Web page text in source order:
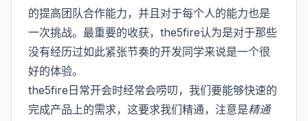
的提高团队合作能力，并且对于每个人的能力也是
一次挑战。最重要的收获，the5fire认为是对于那些
没有经历过如此紧张节奏的开发同学来说是一个很
好的体验。
the5fire日常开会时经常会唠叨，我们要能够快速的
完成产品上的需求，这要求我们精通，注意是精通